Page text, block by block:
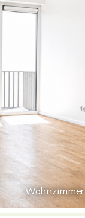
Wohnzimmer